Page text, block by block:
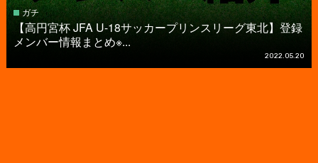
ガチ
【高円宮杯 JFA U-18サッカープリンスリーグ東北】登録
メンバー情報まとめ※...
2022.05.20